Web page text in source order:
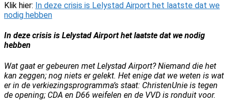
Klik hier: In deze crisis is Lelystad Airport het laatste dat we
nodig hebben
In deze crisis is Lelystad Airport het laatste dat we nodig
hebben
Wat gaat er gebeuren met Lelystad Airport? Niemand die het
kan zeggen; nog niets er gelekt. Het enige dat we weten is wat
er in de verkiezingsprogramma’s staat: ChristenUnie is tegen
de opening; CDA en D66 weifelen en de VVD is ronduit voor.